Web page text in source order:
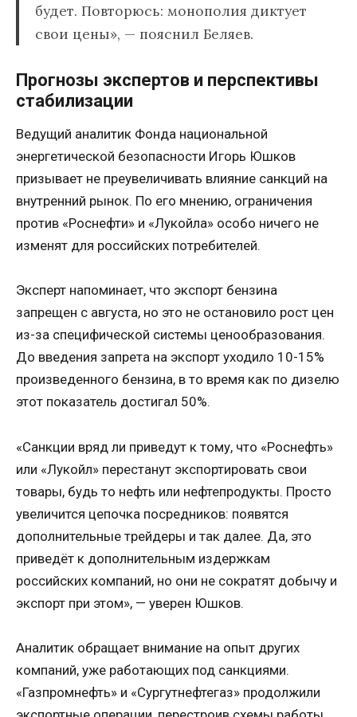
будет. Повторюсь: монополия диктует
свои цены», — пояснил Беляев.
Прогнозы экспертов и перспективы
стабилизации
Ведущий аналитик Фонда национальной
энергетической безопасности Игорь Юшков
призывает не преувеличивать влияние санкций на
внутренний рынок. По его мнению, ограничения
против «Роснефти» и «Лукойла» особо ничего не
изменят для российских потребителей.
Эксперт напоминает, что экспорт бензина
запрещен с августа, но это не остановило рост цен
из-за специфической системы ценообразования.
До введения запрета на экспорт уходило 10-15%
произведенного бензина, в то время как по дизелю
этот показатель достигал 50%.
«Санкции вряд ли приведут к тому, что «Роснефть»
или «Лукойл» перестанут экспортировать свои
товары, будь то нефть или нефтепродукты. Просто
увеличится цепочка посредников: появятся
дополнительные трейдеры и так далее. Да, это
приведёт к дополнительным издержкам
российских компаний, но они не сократят добычу и
экспорт при этом», — уверен Юшков.
Аналитик обращает внимание на опыт других
компаний, уже работающих под санкциями.
«Газпромнефть» и «Сургутнефтегаз» продолжили